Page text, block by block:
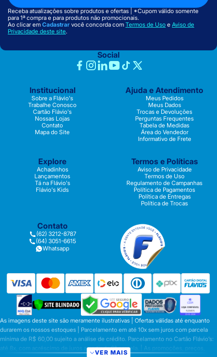
Receba atualizações sobre produtos e ofertas | *Cupom válido somente
para 1ª compra e para produtos não promocionais.
Ao clicar em Cadastrar você concorda com Termos de Uso e Aviso de
Privacidade deste site.
Social
Institucional
Sobre a Flávio's
Trabalhe Conosco
Cartão Flávio's
Nossas Lojas
Contato
Mapa do Site
Ajuda e Atendimento
Meus Pedidos
Meus Dados
Trocas e Devoluções
Perguntas Frequentes
Tabela de Medidas
Área do Vendedor
Informativo de Frete
Explore
Achadinhos
Lançamentos
Tá na Flávio's
Flávio's Kids
Termos e Políticas
Aviso de Privacidade
Termos de Uso
Regulamento de Campanhas
Política de Pagamentos
Política de Entregas
Política de Trocas
Contato
(62) 3212-8787
(64) 3051-6615
Whatsapp
As imagens deste site são meramente ilustrativas | Ofertas válidas até enquanto
durarem os nossos estoques | Parcelamento em até 10x sem juros com parcela
mínima de R$ 60,00 sujeito a análise de crédito. Parcelamento no Cartão Flávio’s:
até 8x, com acréscimo de juros a partir da 6ª parcela. | As promoções, preços,
VER MAIS